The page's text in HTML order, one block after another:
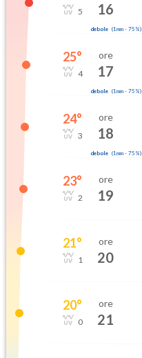
5 16
debole (1mm- 75 %)
25°
4
ore
17
debole (1mm- 75 %)
24°
3
ore
18
debole (1mm- 75 %)
23°
2
ore
19
21°
1
ore
20
20°
0
ore
21